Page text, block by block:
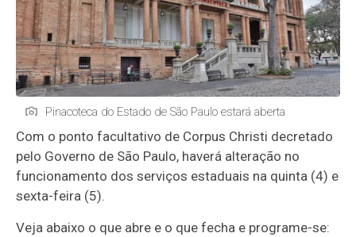
Pinacoteca do Estado de São Paulo estará aberta
Com o ponto facultativo de Corpus Christi decretado
pelo Governo de São Paulo, haverá alteração no
funcionamento dos serviços estaduais na quinta (4) e
sexta-feira (5).
Veja abaixo o que abre e o que fecha e programe-se: